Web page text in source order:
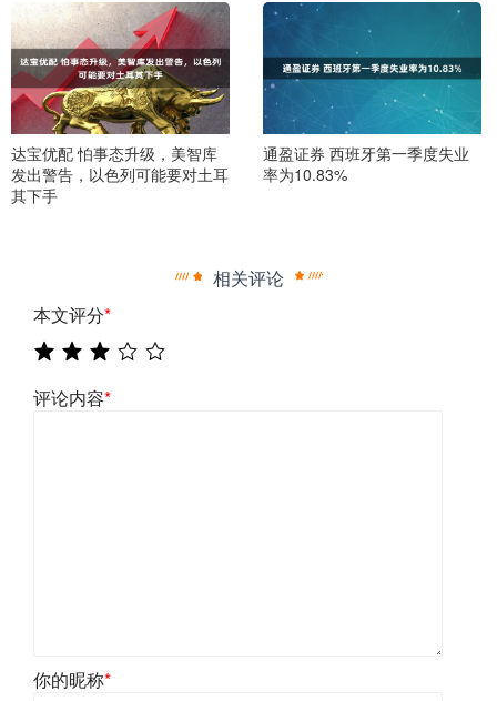
达宝优配 怕事态升级，美智库
发出警告，以色列可能要对土耳
其下手
通盈证券 西班牙第一季度失业
率为10.83%
相关评论
本文评分*
评论内容*
你的昵称*